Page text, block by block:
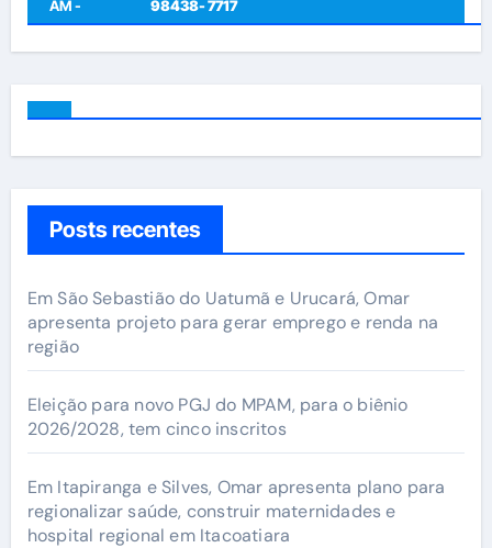
AM -
98438- 7717
Posts recentes
Em São Sebastião do Uatumã e Urucará, Omar
apresenta projeto para gerar emprego e renda na
região
Eleição para novo PGJ do MPAM, para o biênio
2026/2028, tem cinco inscritos
Em Itapiranga e Silves, Omar apresenta plano para
regionalizar saúde, construir maternidades e
hospital regional em Itacoatiara